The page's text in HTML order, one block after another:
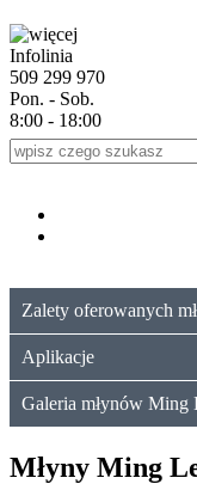
Infolinia
509 299 970
Pon. - Sob.
8:00 - 18:00
Zalety oferowanych
Aplikacje
Galeria młynów Ming
Młyny Ming